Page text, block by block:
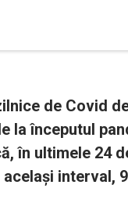
de Covid
la începutul
în ultimele 24
același interval,